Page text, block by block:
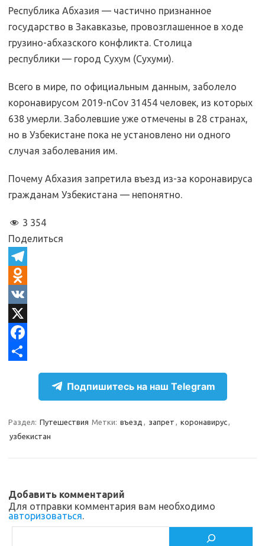
Республика Абхазия — частично признанное
государство в Закавказье, провозглашенное в ходе
грузино-абхазского конфликта. Столица
республики — город Сухум (Сухуми).
Всего в мире, по официальным данным, заболело
коронавирусом 2019-nCov 31454 человек, из которых
638 умерли. Заболевшие уже отмечены в 28 странах,
но в Узбекистане пока не установлено ни одного
случая заболевания им.
Почему Абхазия запретила въезд из-за коронавируса
гражданам Узбекистана — непонятно.
3 354
Поделиться
T
e
e
g
O
d
n
o
s
k
i
V
KX
F
bр
т
ь
Подпишитесь на наш Telegram
Раздел: Путешествия Метки: въезд , запрет , коронавирус,
узбекистан
Добавить комментарий
Для отправки комментария вам необходимо
авторизоваться.